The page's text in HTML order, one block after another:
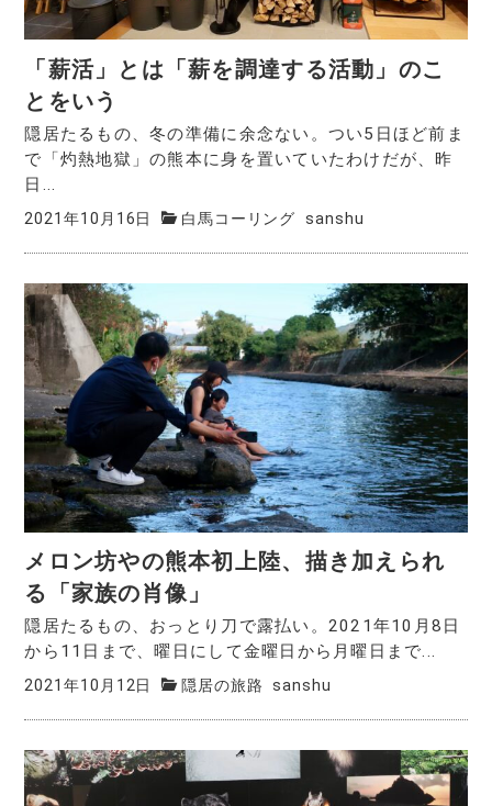
「薪活」とは「薪を調達する活動」のこ
とをいう
隠居たるもの、冬の準備に余念ない。つい5日ほど前ま
で「灼熱地獄」の熊本に身を置いていたわけだが、昨
日...
2021年10月16日 白馬コーリング sanshu
メロン坊やの熊本初上陸、描き加えられ
る「家族の肖像」
隠居たるもの、おっとり刀で露払い。2021年10月8日
から11日まで、曜日にして金曜日から月曜日まで...
2021年10月12日 隠居の旅路 sanshu